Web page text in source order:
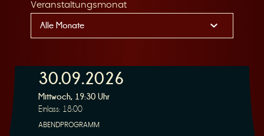
R
Veranstaltungsmonat
30.09.2026
Mittwoch, 19:30 Uhr
Einlass: 18:00
ABENDPROGRAMM